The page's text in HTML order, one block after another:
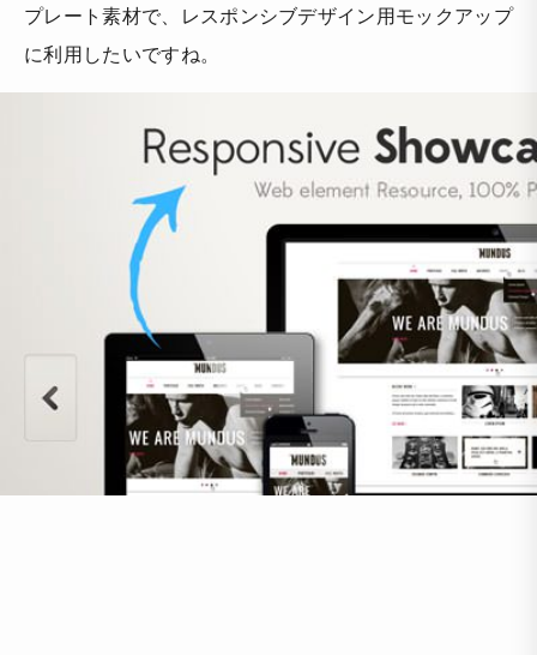
プレート素材で、レスポンシブデザイン用モックアップ
に利用したいですね。